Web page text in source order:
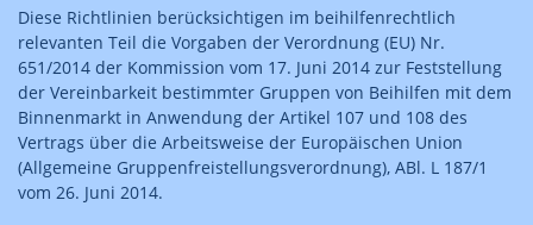
Diese Richtlinien berücksichtigen im beihilfenrechtlich
relevanten Teil die Vorgaben der Verordnung (EU) Nr.
651/2014 der Kommission vom 17. Juni 2014 zur Feststellung
der Vereinbarkeit bestimmter Gruppen von Beihilfen mit dem
Binnenmarkt in Anwendung der Artikel 107 und 108 des
Vertrags über die Arbeitsweise der Europäischen Union
(Allgemeine Gruppenfreistellungsverordnung), ABl. L 187/1
vom 26. Juni 2014.